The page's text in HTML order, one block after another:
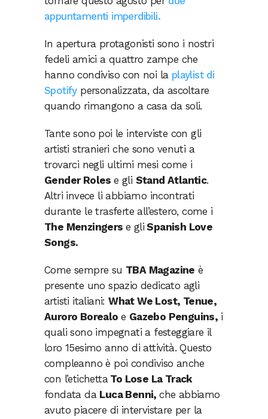
appuntamenti imperdibili.
In apertura protagonisti sono i nostri
fedeli amici a quattro zampe che
hanno condiviso con noi la playlist di
Spotifypersonalizzata, da ascoltare
quando rimangono a casa da soli.
Tante sono poi le interviste con gli
artisti stranieri che sono venuti a
trovarci negli ultimi mesi come i
Gender Rolese gli Stand Atlantic.
Altri invece li abbiamo incontrati
durante le trasferte all’estero, come i
The Menzingers e gli Spanish Love
Songs.
Come sempre su TBA Magazine è
presente uno spazio dedicato agli
artisti italiani:What We Lost, Tenue,
Auroro Borealoe Gazebo Penguins, i
quali sono impegnati a festeggiare il
loro 15esimo anno di attività. Questo
compleanno è poi condiviso anche
con l’etichettaTo Lose La Track
fondata da Luca Benni,che abbiamo
avuto piacere di intervistare per la